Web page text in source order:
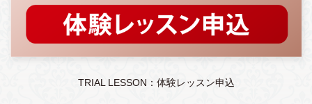
TRIAL LESSON：体験レッスン申込